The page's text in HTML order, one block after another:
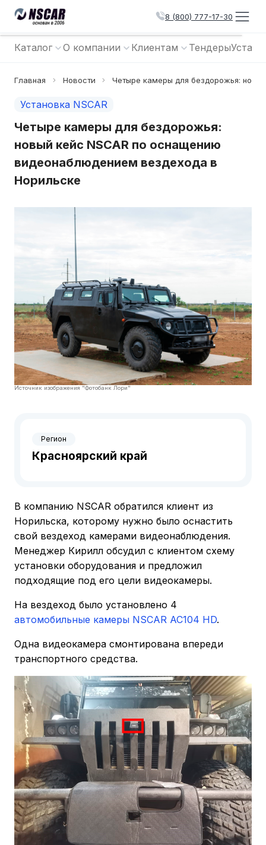
8 (800) 777-17-30
Каталог О компании Клиентам Тендеры
Главная Новости Четыре камеры для бездорожья:
Установка NSCAR
Четыре камеры для бездорожья:
новый кейс NSCAR по оснащению
видеонаблюдением вездехода в
Норильске
Источник изображения "Фотобанк Лори"
Регион
Красноярский край
В компанию NSCAR обратился клиент из
Норильска, которому нужно было оснастить
свой вездеход камерами видеонаблюдения.
Менеджер Кирилл обсудил с клиентом схему
установки оборудования и предложил
подходящие под его цели видеокамеры.
На вездеход было установлено 4
автомобильные камеры NSCAR AC104 HD.
Одна видеокамера смонтирована впереди
транспортного средства.